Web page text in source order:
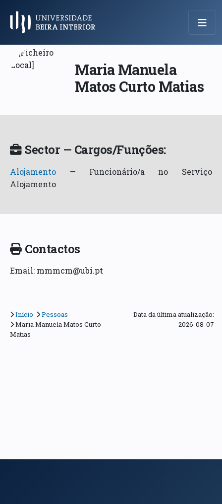
Menu Principal
Maria Manuela
Matos Curto Matias
Sector — Cargos/Funções:
Alojamento — Funcionário/a no Serviço
Alojamento
Contactos
Email: mmmcm@ubi.pt
Início
Pessoas
Maria Manuela Matos Curto
Matias
Data da última atualização:
2026-08-07